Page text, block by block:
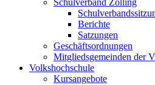
Schulverband Zolling
Berichte
Satzungen
Geschäftsordnungen
Mitgliedsgemeinden der
Volkshochschule
Kursangebote